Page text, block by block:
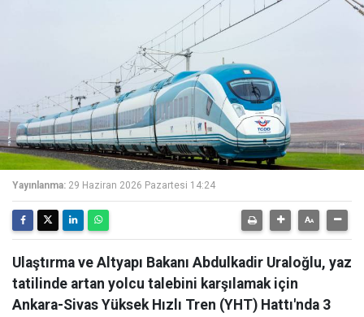
Yayınlanma: 29 Haziran 2026 Pazartesi 14:24
Ulaştırma ve Altyapı Bakanı Abdulkadir Uraloğlu, yaz
tatilinde artan yolcu talebini karşılamak için
Ankara-Sivas Yüksek Hızlı Tren (YHT) Hattı'nda 3